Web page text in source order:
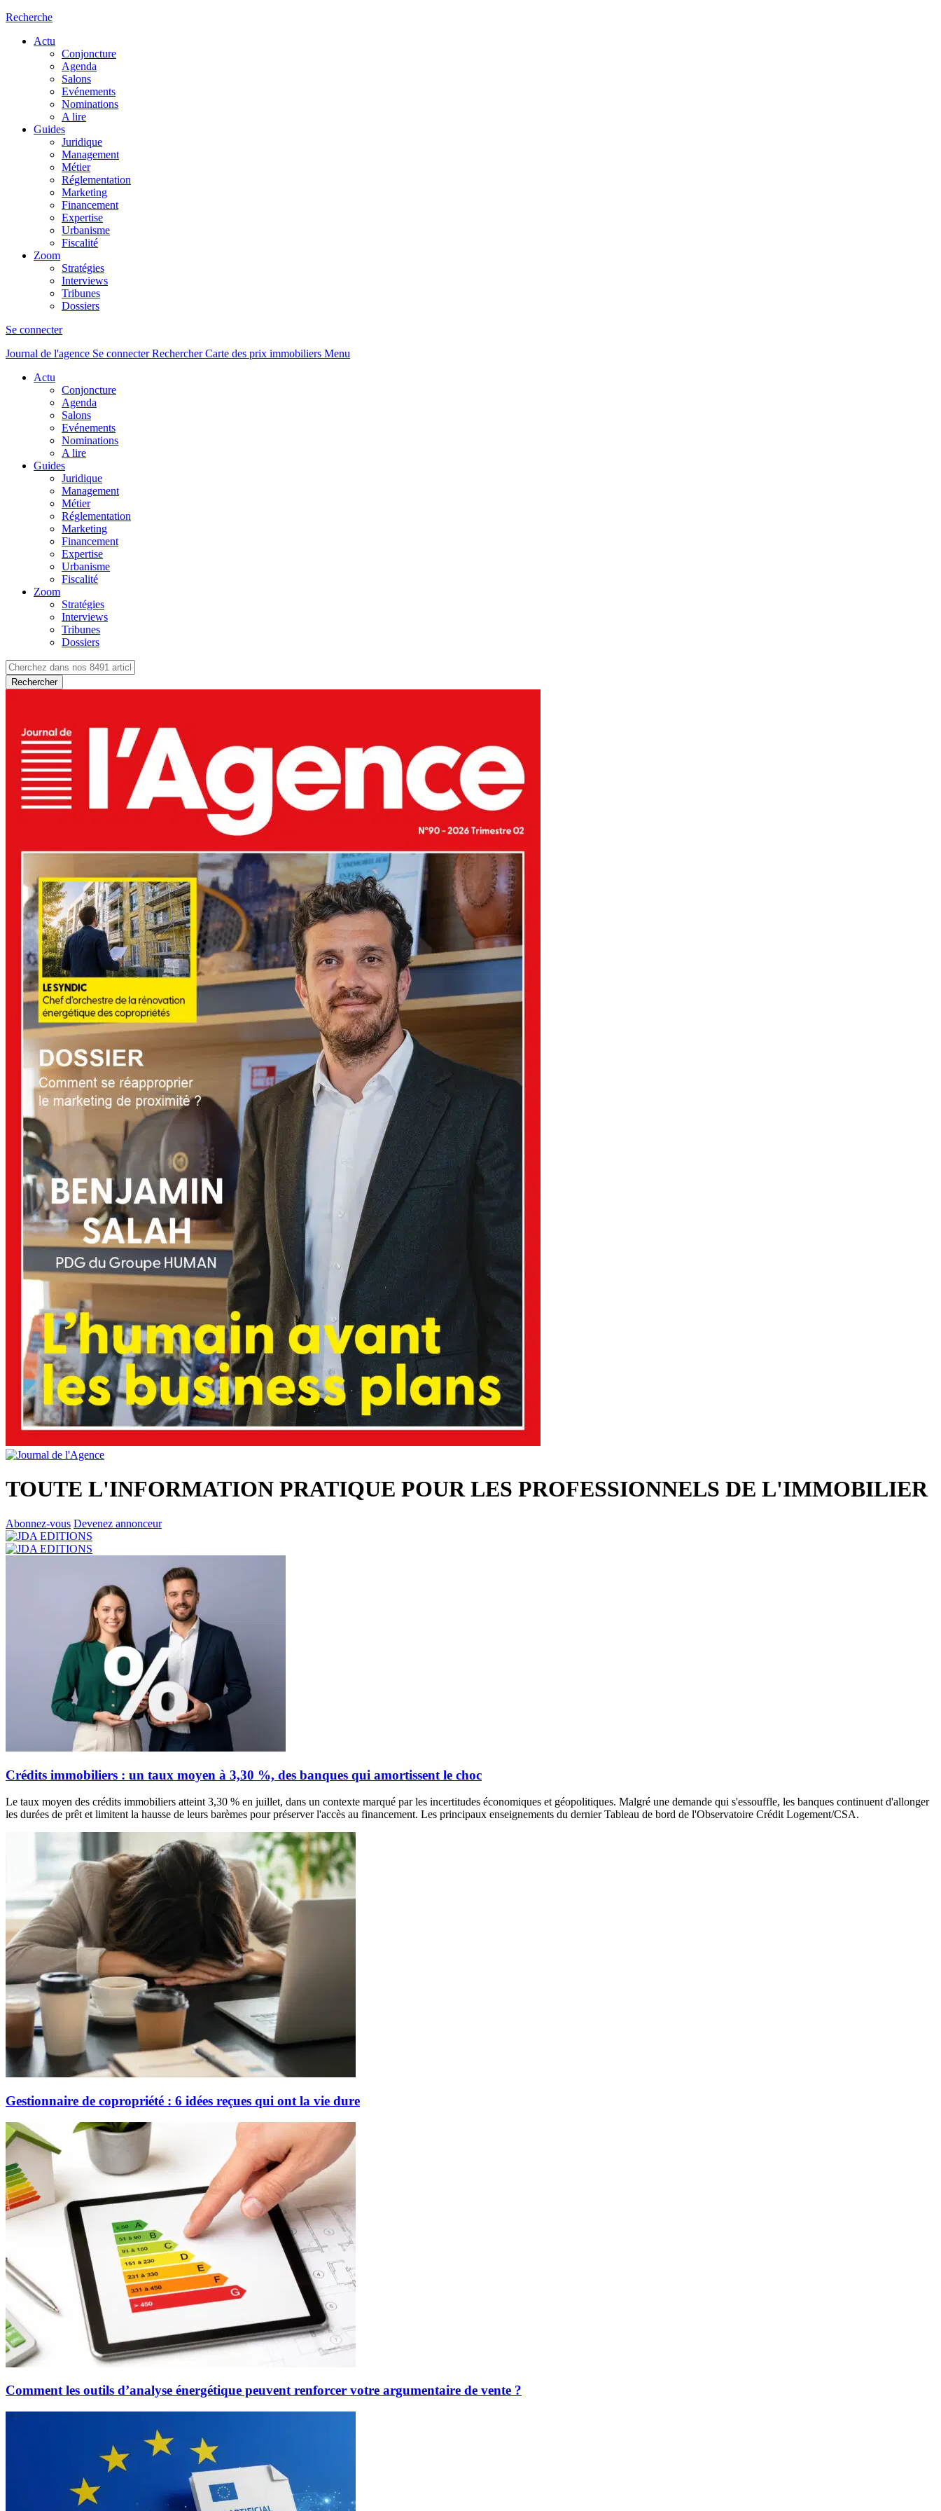
Recherche
Actu
Conjoncture
Agenda
Salons
Evénements
Nominations
A lire
Guides
Juridique
Management
Métier
Réglementation
Marketing
Financement
Expertise
Urbanisme
Fiscalité
Zoom
Stratégies
Interviews
Tribunes
Dossiers
Se connecter
Journal de l'agence Se connecterRechercher Carte des prix immobiliers Menu
Actu
Conjoncture
Agenda
Salons
Evénements
Nominations
A lire
Guides
Juridique
Management
Métier
Réglementation
Marketing
Financement
Expertise
Urbanisme
Fiscalité
Zoom
Stratégies
Interviews
Tribunes
Dossiers
Rechercher
TOUTE L'INFORMATION PRATIQUE POUR LES PROFESSIONNELS DE L'IMMOBILIER
Abonnez-vous Devenez annonceur
Crédits immobiliers : un taux moyen à 3,30 %, des banques qui amortissent le choc
Le taux moyen des crédits immobiliers atteint 3,30 % en juillet, dans un contexte marqué par les incertitudes économiques et géopolitiques. Malgré une demande qui s'essouffle, les banques continuent d'allonger
les durées de prêt et limitent la hausse de leurs barèmes pour préserver l'accès au financement. Les principaux enseignements du dernier Tableau de bord de l'Observatoire Crédit Logement/CSA.
Gestionnaire de copropriété : 6 idées reçues qui ont la vie dure
Comment les outils d’analyse énergétique peuvent renforcer votre argumentaire de vente ?